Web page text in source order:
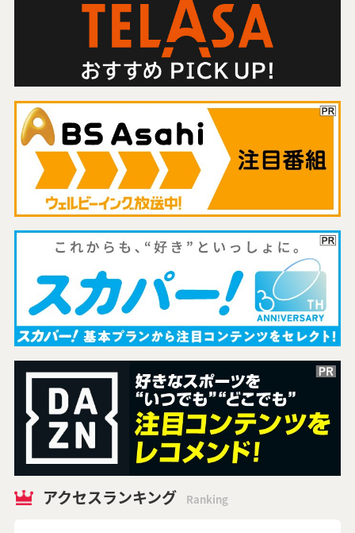
アクセスランキング Ranking